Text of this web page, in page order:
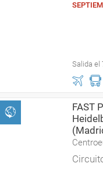
Salida el
FAST